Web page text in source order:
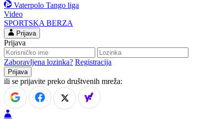
Vaterpolo Tango liga
Video
SPORTSKA BERZA
Prijava
Prijava
Zaboravljena lozinka? Registracija
ili se prijavite preko društvenih mreža: